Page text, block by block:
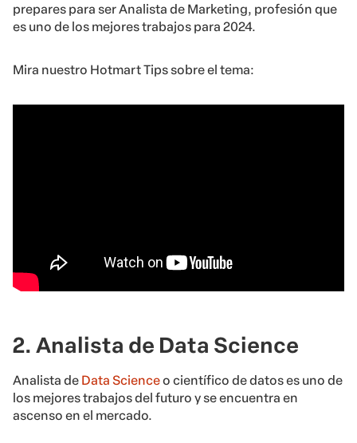
prepares para ser Analista de Marketing, profesión que
es uno de los mejores trabajos para 2024.
Mira nuestro Hotmart Tips sobre el tema:
2. Analista de Data Science
Analista de Data Scienceo científico de datos es uno de
los mejores trabajos del futuro y se encuentra en
ascenso en el mercado.